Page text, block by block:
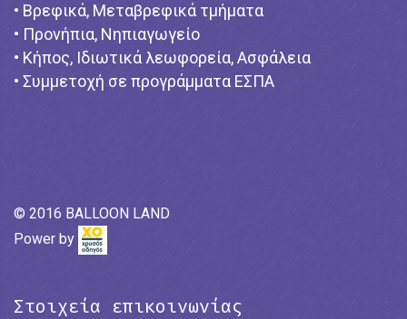
• Βρεφικά, Μεταβρεφικά τμήματα
• Προνήπια, Νηπιαγωγείο
• Κήπος, Ιδιωτικά λεωφορεία, Ασφάλεια
• Συμμετοχή σε προγράμματα ΕΣΠΑ
© 2016 BALLOON LAND
Power by
Στοιχεία επικοινωνίας